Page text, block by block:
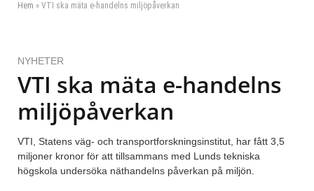
Hem » VTI ska mäta e-handelns miljöpåverkan
NYHETER
VTI ska mäta e-handelns
miljöpåverkan
VTI, Statens väg- och transportforskningsinstitut, har fått 3,5
miljoner kronor för att tillsammans med Lunds tekniska
högskola undersöka näthandelns påverkan på miljön.